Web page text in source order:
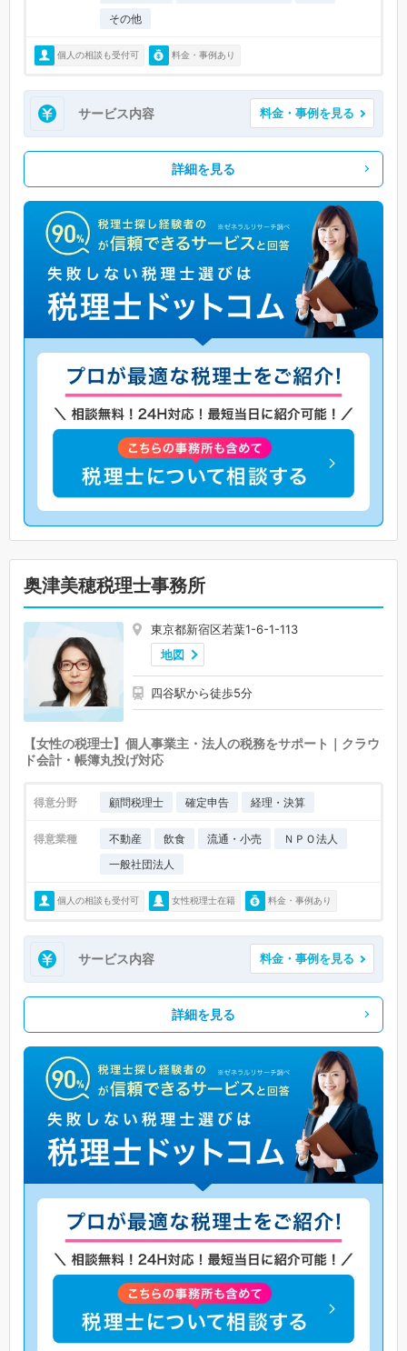
その他
個人の相談も受付可 料金・事例あり
サービス内容 料金・事例を見る
詳細を見る
奥津美穂税理士事務所
東京都新宿区若葉1-6-1-113
地図
四谷駅から徒歩5分
【女性の税理士】個人事業主・法人の税務をサポート｜クラウ
ド会計・帳簿丸投げ対応
得意分野 顧問税理士 確定申告 経理・決算
得意業種 不動産 飲食 流通・小売
ＮＰＯ法人
一般社団法人
個人の相談も受付可 女性税理士在籍 料金・事例あり
サービス内容 料金・事例を見る
詳細を見る